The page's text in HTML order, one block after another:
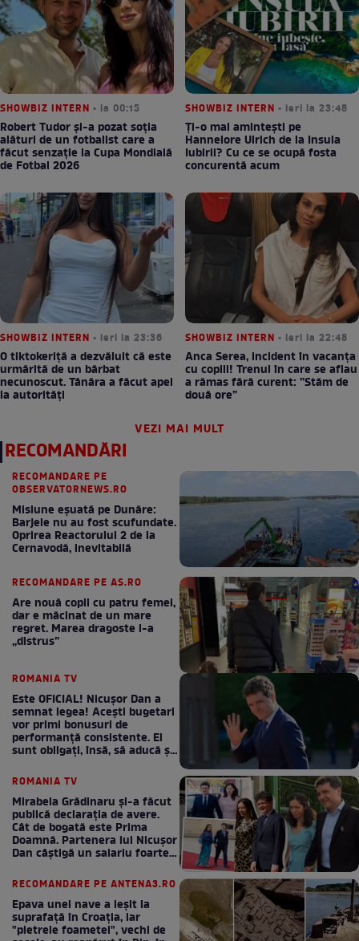
SHOWBIZ INTERN • la 00:15
Robert Tudor și-a pozat soția
alături de un fotbalist care a
făcut senzație la Cupa Mondială
de Fotbal 2026
SHOWBIZ INTERN • ieri la 23:48
Ți-o mai amintești pe
Hannelore Ulrich de la Insula
Iubirii? Cu ce se ocupă fosta
concurentă acum
SHOWBIZ INTERN • ieri la 23:36
O tiktokeriță a dezvăluit că este
urmărită de un bărbat
necunoscut. Tânăra a făcut apel
la autorități
SHOWBIZ INTERN • ieri la 22:48
Anca Serea, incident în vacanța
cu copiii! Trenul în care se aflau
a rămas fără curent: ”Stăm de
două ore”
VEZI MAI MULT
RECOMANDĂRI
RECOMANDARE PE
OBSERVATORNEWS.RO
Misiune eșuată pe Dunăre:
Barjele nu au fost scufundate.
Oprirea Reactorului 2 de la
Cernavodă, inevitabilă
RECOMANDARE PE AS.RO
Are nouă copii cu patru femei,
dar e măcinat de un mare
regret. Marea dragoste l-a
„distrus”
ROMANIA TV
Este OFICIAL! Nicușor Dan a
semnat legea! Acești bugetari
vor primi bonusuri de
performanță consistente. Ei
sunt obligați, însă, să aducă și
ROMANIA TV
Mirabela Grădinaru și-a făcut
publică declarația de avere.
Cât de bogată este Prima
Doamnă. Partenera lui Nicușor
Dan câștigă un salariu foarte
RECOMANDARE PE ANTENA3.RO
Epava unei nave a ieșit la
suprafață în Croația, iar
"pietrele foametei", vechi de